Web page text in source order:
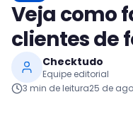
Veja como
clientes de
Checktudo
Equipe editorial
3 min de leitura25 de